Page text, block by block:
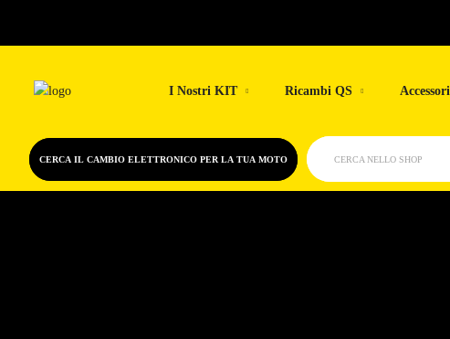
content
I Nostri KIT Ricambi QS Accessori
CERCA IL CAMBIO ELETTRONICO PER LA TUA MOTO CERCA NELLO SHOP